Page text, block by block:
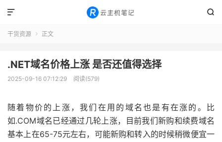


干货资源  正文
.NET域名价格上涨 是否还值得选择
2025-09-16 07:12:29 阅读(579)
随着物价的上涨，我们在用的域名也是有在涨的。比
如.COM域名已经通过几轮上涨，目前我们新购和续费域名
基本上在65-75元左右，可能新购和转入的时候稍微便宜一